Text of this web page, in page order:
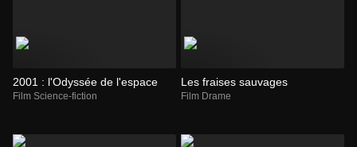
2001 : l'Odyssée de l'espace
Film Science-fiction
Les fraises sauvages
Film Drame